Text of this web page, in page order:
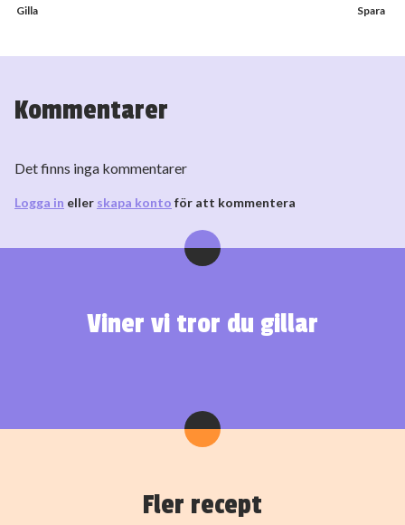
Kommentarer
Det finns inga kommentarer
Logga in eller skapa konto för att kommentera
Viner vi tror du gillar
Fler recept